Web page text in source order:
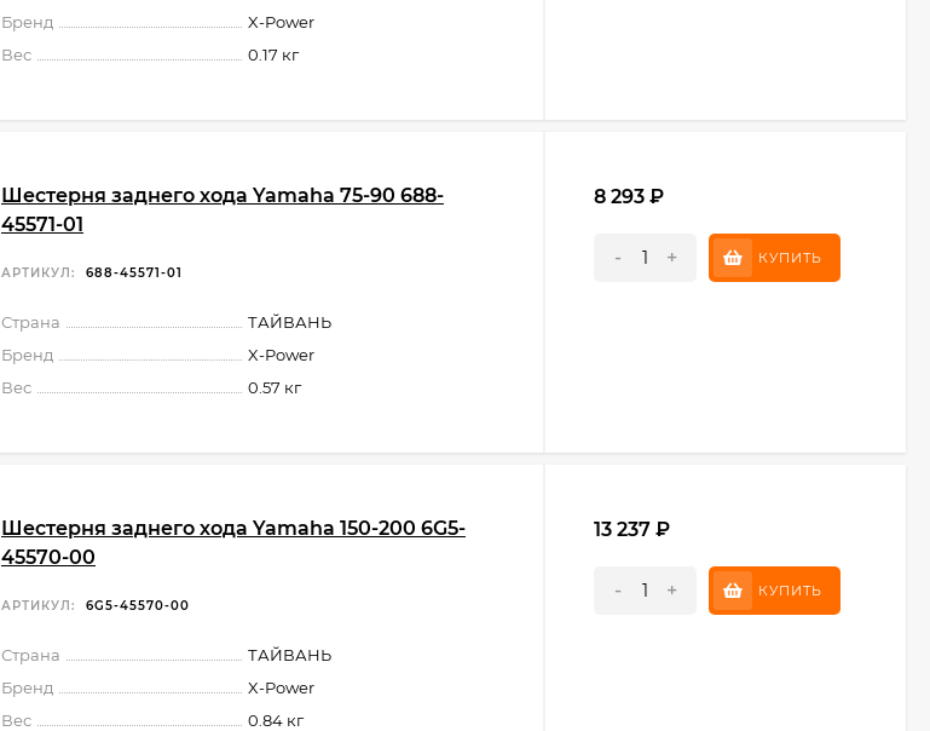
Бренд
X-Power
Вес
0.17 кг
Шестерня заднего хода Yamaha 75-90 688-
45571-01
АРТИКУЛ: 688-45571-01
Страна
ТАЙВАНЬ
Бренд
X-Power
Вес
0.57 кг
8 293 ₽
- + КУПИТЬ
Шестерня заднего хода Yamaha 150-200 6G5-
45570-00
АРТИКУЛ: 6G5-45570-00
Страна
ТАЙВАНЬ
Бренд
X-Power
Вес
0.84 кг
13 237 ₽
- + КУПИТЬ